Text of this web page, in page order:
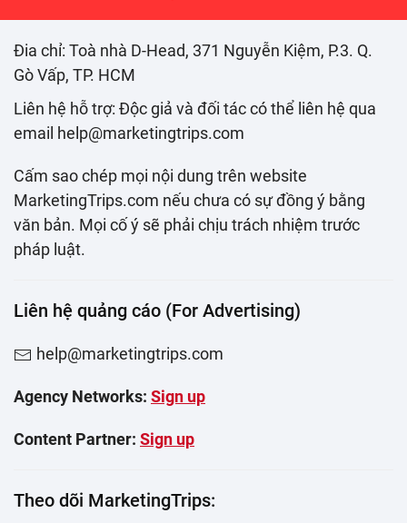
Đia chỉ: Toà nhà D-Head, 371 Nguyễn Kiệm, P.3. Q.
Gò Vấp, TP. HCM
Liên hệ hỗ trợ: Độc giả và đối tác có thể liên hệ qua
email help@marketingtrips.com
Cấm sao chép mọi nội dung trên website
MarketingTrips.com nếu chưa có sự đồng ý bằng
văn bản. Mọi cố ý sẽ phải chịu trách nhiệm trước
pháp luật.
Liên hệ quảng cáo (For Advertising)
help@marketingtrips.com
Agency Networks: Sign up
Content Partner: Sign up
Theo dõi MarketingTrips: